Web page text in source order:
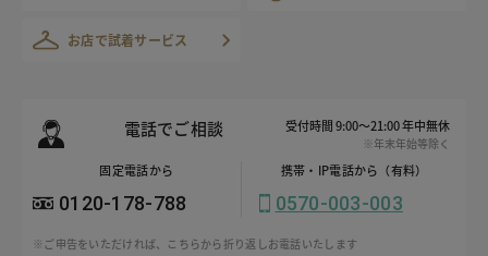
お店で試着サービス
電話でご相談 受付時間 9:00～21:00 年中無休
※年末年始等除く
固定電話から
0120-178-788
携帯・IP電話から（有料）
0570-003-003
※ご申告をいただければ、こちらから折り返しお電話いたします